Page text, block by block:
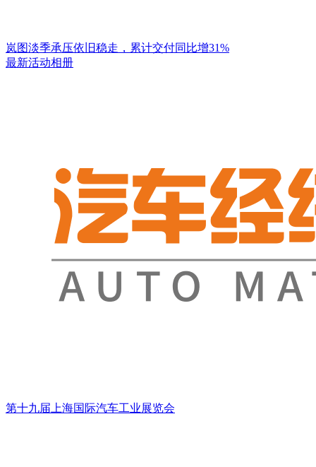
岚图淡季承压依旧稳走，累计交付同比增31%
最新活动相册
第十九届上海国际汽车工业展览会